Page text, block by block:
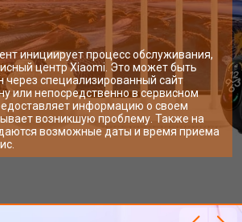
инициирует процесс обслуживания,
центр Xiaomi. Это может быть
через специализированный сайт
или непосредственно в сервисном
информацию о своем
возникшую проблему. Также на
возможные даты и время приема